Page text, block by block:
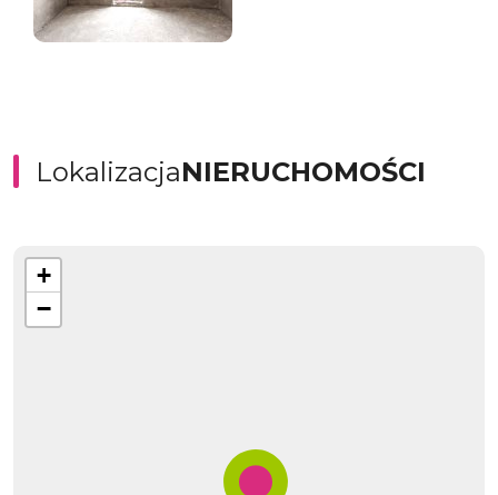
LokalizacjaNIERUCHOMOŚCI
+
−